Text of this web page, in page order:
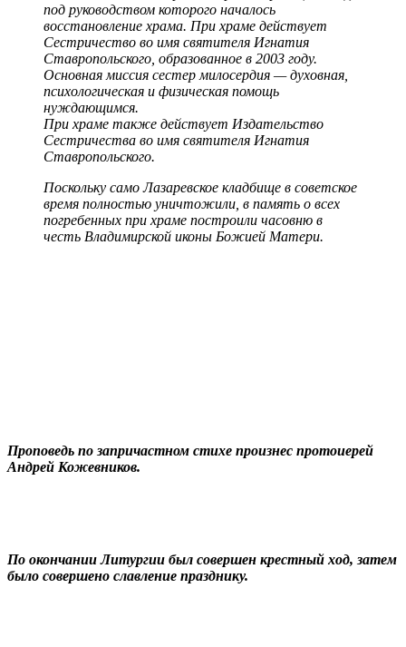
под руководством которого началось
восстановление храма. При храме действует
Сестричество во имя святителя Игнатия
Ставропольского, образованное в 2003 году.
Основная миссия сестер милосердия — духовная,
психологическая и физическая помощь
нуждающимся.
При храме также действует Издательство
Сестричества во имя святителя Игнатия
Ставропольского.
Поскольку само Лазаревское кладбище в советское
время полностью уничтожили, в память о всех
погребенных при храме построили часовню в
честь Владимирской иконы Божией Матери.
Проповедь по запричастном стихе произнес протоиерей
Андрей Кожевников.
По окончании Литургии был совершен крестный ход, затем
было совершено славление празднику.